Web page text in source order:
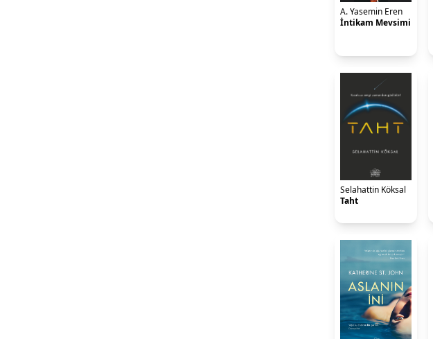
A. Yasemin Eren
İntikam Mevsimi
Selahattin Köksal
Taht